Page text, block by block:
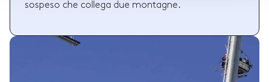
sospeso che collega due montagne.